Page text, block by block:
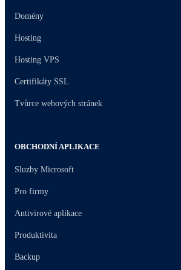
Domény
Hosting
Hosting VPS
Certifikáty SSL
Tvůrce webových stránek
OBCHODNÍ APLIKACE
Sluzby Microsoft
Pro firmy
Antivirové aplikace
Produktivita
Backup